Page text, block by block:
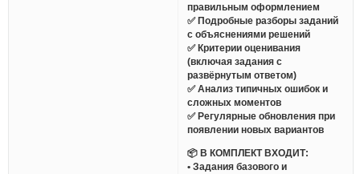
правильным оформлением
✅ Подробные разборы заданий
с объяснениями решений
✅ Критерии оценивания
(включая задания с
развёрнутым ответом)
✅ Анализ типичных ошибок и
сложных моментов
✅ Регулярные обновления при
появлении новых вариантов
📦 В КОМПЛЕКТ ВХОДИТ:
• Задания базового и